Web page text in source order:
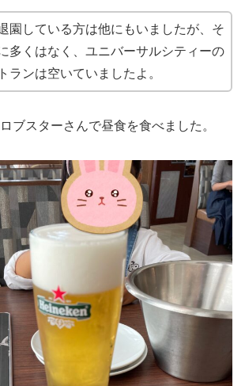
園している方は他にもいましたが、そ
多くはなく、ユニバーサルシティーの
ランは空いていましたよ。
ブスターさんで昼食を食べました。